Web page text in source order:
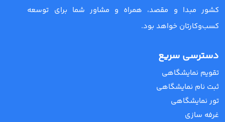
کشور مبدا و مقصد، همراه و مشاور شما برای توسعه
کسب‌وکارتان خواهد بود.
دسترسی سریع
تقویم نمایشگاهی
ثبت نام نمایشگاهی
تور نمایشگاهی
غرفه سازی